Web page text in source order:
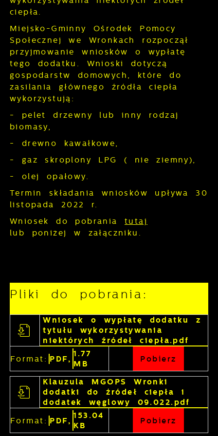
ciepła.
Miejsko-Gminny Ośrodek Pomocy
Społecznej we Wronkach rozpoczął
przyjmowanie wniosków o wypłatę
tego dodatku. Wnioski dotyczą
gospodarstw domowych, które do
zasilania głównego źródła ciepła
wykorzystują:
- pelet drzewny lub inny rodzaj
biomasy,
- drewno kawałkowe,
- gaz skroplony LPG ( nie ziemny),
- olej opałowy.
Termin składania wniosków upływa 30
listopada 2022 r.
Wniosek do pobrania tutaj
lub poniżej w załączniku.
Pliki do pobrania:
Wniosek o wypłatę dodatku z
tytułu wykorzystywania
niektórych źródeł ciepła.pdf
Format: PDF,
1.77
MB
Pobierz
Klauzula MGOPS Wronki
dodatki do źródeł ciepła i
dodatek węglowy 09.022.pdf
Format: PDF,
153.04
KB
Pobierz
serwisów internetowych pod względem ich
Zgromadzone informacje są przetwarzane
w formie zanonimizowanej. Wyrażenie
zgody na analityczne pliki cookies
gwarantuje dostępność wszystkich
funkcjonalności.
Dzięki reklamowym plikom cookies
prezentujemy Ci najciekawsze informacje i
partnerów.
Promocyjne pliki cookies służą do
prezentowania Ci naszych komunikatów na
podstawie analizy Twoich upodobań oraz
Twoich zwyczajów dotyczących
przeglądanej witryny internetowej. Treści
promocyjne mogą pojawić się na stronach
podmiotów trzecich lub firm będących
naszymi partnerami oraz innych
dostawców usług. Firmy te działają w
nasze treści w postaci wiadomości, ofert,
komunikatów mediów społecznościowych.
Więcej